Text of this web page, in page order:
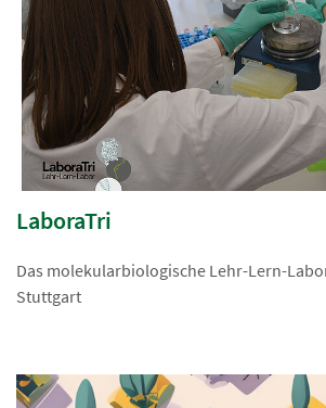
LaboraTri
Das molekularbiologische Lehr-Lern-
Stuttgart